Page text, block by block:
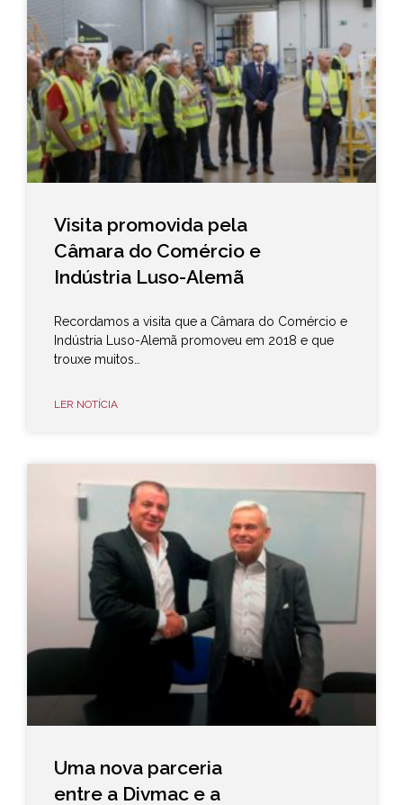
Visita promovida pela
Câmara do Comércio e
Indústria Luso-Alemã
Recordamos a visita que a Câmara do Comércio e
Indústria Luso-Alemã promoveu em 2018 e que
trouxe muitos…
LER NOTÍCIA
Uma nova parceria
entre a Divmac e a